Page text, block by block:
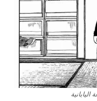
اليابانية